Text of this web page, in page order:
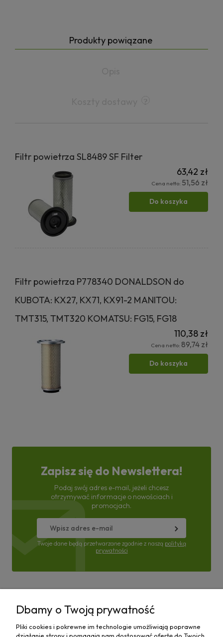
Produkty powiązane
Filtr powietrza SL8489 SF Filter
63,42 zł
Cena netto: 51,56 zł
Do koszyka
Filtr powietrza P778340 DONALDSON do
KUBOTA: KX27, KX71, KX91-2 MANITOU:
TMT315, TMT320 KOMATSU: FG15, FG18
110,38 zł
Cena netto: 89,74 zł
Do koszyka
Zapisz się do Newslettera!
Podaj swój adres e-mail, jeżeli chcesz
otrzymywać informacje o nowościach i
promocjach.
Twoje dane będą przetwarzane zgodnie z naszą polityką
prywatności
Moje konto
Dbamy o Twoją prywatność
Pliki cookies i pokrewne im technologie umożliwiają poprawne